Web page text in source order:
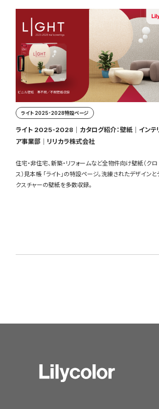
ライト 2025-2028特設ページ
ライト 2025-2028｜カタログ紹介：壁紙｜インテ
ア事業部｜リリカラ株式会社
住宅・非住宅、新築・リフォームなど全物件向け壁紙（クロ
ス）見本帳 「ライト」の特設ページ。洗練されたデザインと
クスチャーの壁紙を多数収録。